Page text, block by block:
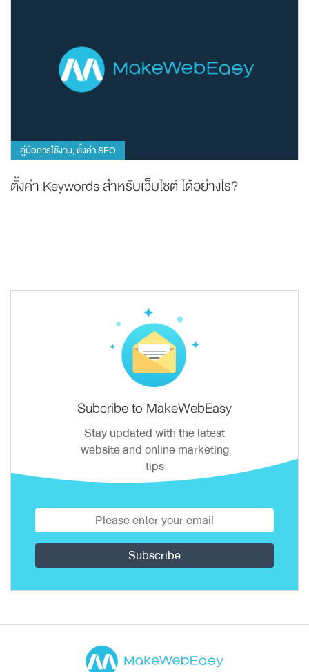
คู่มือการใช้งาน,ตั้งค่า SEO
ตั้งค่า Keywords สำหรับเว็บไซต์ ได้อย่างไร?
Subcribe to MakeWebEasy
Stay updated with the latest
website and online marketing
tips